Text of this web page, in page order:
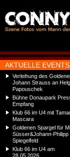
AKTUELLE EVENTS
Verleihung des
Johann Strauss an
Papouschek
Bühne Donaupark
Empfang
Klub 66 im U4 mit
Mascara
Goldenen Spargel für
Süsser&Johann-Philipp
Spiegelfeld
Klub 66 im U4 am
28.05.2026